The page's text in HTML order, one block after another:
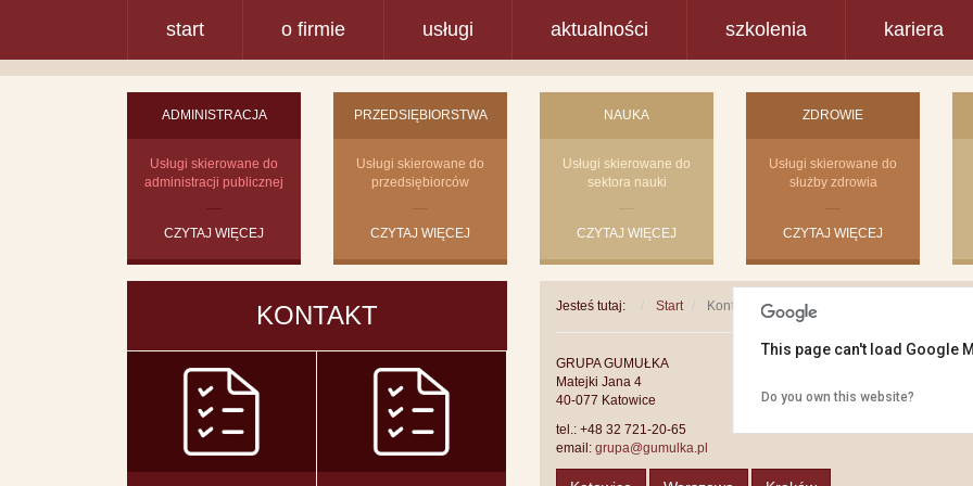
start o firmie usługi aktualności szkolenia kariera
ADMINISTRACJA
Usługi skierowane do
administracji publicznej
CZYTAJ WIĘCEJ
PRZEDSIĘBIORSTWA
Usługi skierowane do
przedsiębiorców
CZYTAJ WIĘCEJ
NAUKA
Usługi skierowane do
sektora nauki
CZYTAJ WIĘCEJ
ZDROWIE
Usługi skierowane do
służby zdrowia
CZYTAJ WIĘCEJ
KONTAKT Jesteś tutaj: Start Kontakt
GRUPA GUMUŁKA
Matejki Jana 4
40-077 Katowice
tel.: +48 32 721-20-65
email: grupa@gumulka.pl
This page can't load Google
Do you own this website?
This page can't load Google
Do you own this website?